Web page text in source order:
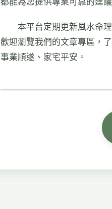
本平台定期更新風水命
歡迎瀏覽我們的文章專區，
事業順遂、家宅平安。